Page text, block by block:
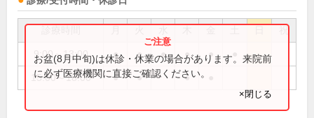
祝
9:00～13:00 ● ● ● ● ●
15:00～18:00 ● ● ●
お盆(8月中旬)は休診・休業の場合があります。来院前
に必ず医療機関に直接ご確認ください。
×閉じる